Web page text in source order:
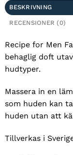
BESKRIVNING
RECENSIONER (0)
Recipe for Men
behaglig doft
hudtyper.
Massera in en
som huden kan
huden utan att
Tillverkas i